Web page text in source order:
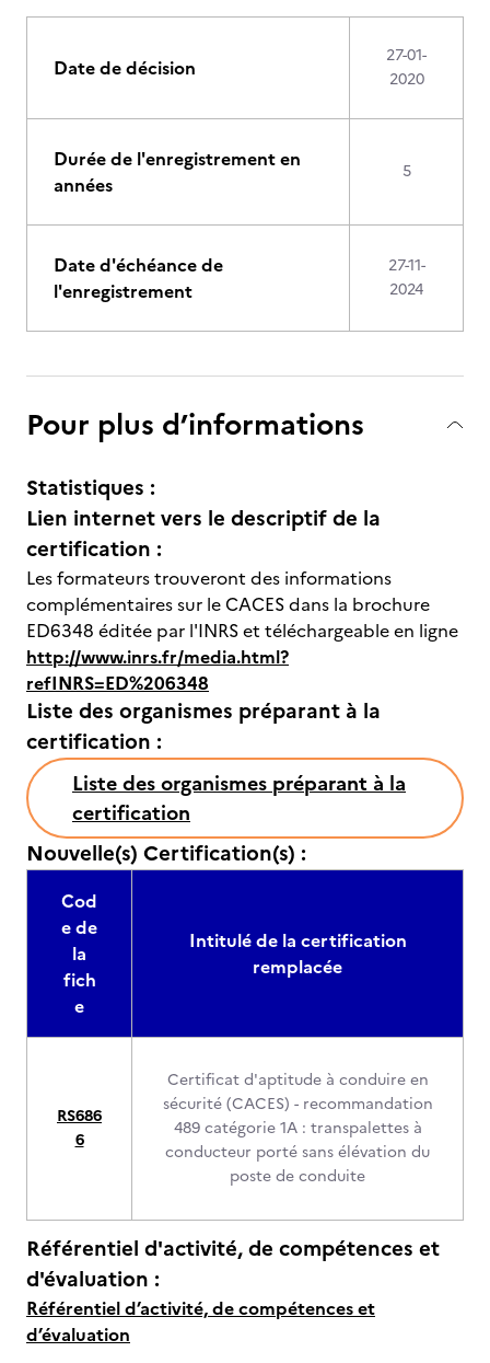
Date de décision
27-01-
2020
Durée de l'enregistrement en
années
5
Date d'échéance de
l'enregistrement
27-11-
2024
Pour plus d’informations
Statistiques :
Lien internet vers le descriptif de la
certification :
Les formateurs trouveront des informations
complémentaires sur le CACES dans la brochure
ED6348 éditée par l'INRS et téléchargeable en ligne
http://www.inrs.fr/media.html?
refINRS=ED%206348
Liste des organismes préparant à la
certification :
Liste des organismes préparant à la
certification
Nouvelle(s) Certification(s) :
Cod
e de
la
fich
e
Intitulé de la certification
remplacée
RS686
6
Certificat d'aptitude à conduire en
sécurité (CACES) - recommandation
489 catégorie 1A : transpalettes à
conducteur porté sans élévation du
poste de conduite
Référentiel d'activité, de compétences et
d'évaluation :
Référentiel d’activité, de compétences et
d’évaluation